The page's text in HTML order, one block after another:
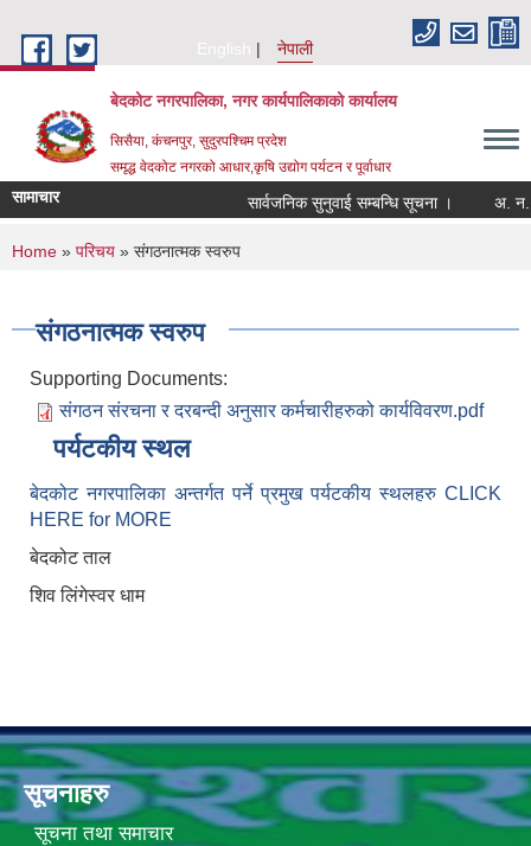
English
नेपाली
बेदकोट नगरपालिका, नगर कार्यपालिकाको कार्यालय
सिसैया, कंचनपुर, सुदुरपश्चिम प्रदेश
समृद्ध वेदकोट नगरको आधार,कृषि उद्योग पर्यटन र पूर्वाधार
सामाचार सार्वजनिक सुनुवाई सम्बन्धि सूचना ।
You are here
Home » परिचय » संगठनात्मक स्वरुप
संगठनात्मक स्वरुप
Supporting Documents:
संगठन संरचना र दरबन्दी अनुसार कर्मचारीहरुको कार्यविवरण.pdf
पर्यटकीय स्थल
बेदकोट नगरपालिका अन्तर्गत पर्ने प्रमुख पर्यटकीय स्थलहरु CLICK
HERE for MORE
बेदकोट ताल
शिव लिंगेस्वर धाम
सूचनाहरु
सूचना तथा समाचार